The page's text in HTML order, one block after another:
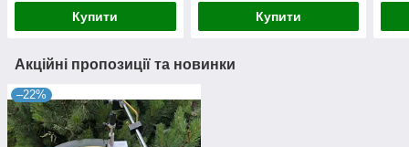
Купити Купити
Акційні пропозиції та новинки
–22%